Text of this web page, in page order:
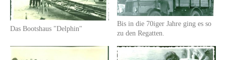
Das Bootshaus "Delphin"
Bis in die 70iger Jahre ging es so
zu den Regatten.